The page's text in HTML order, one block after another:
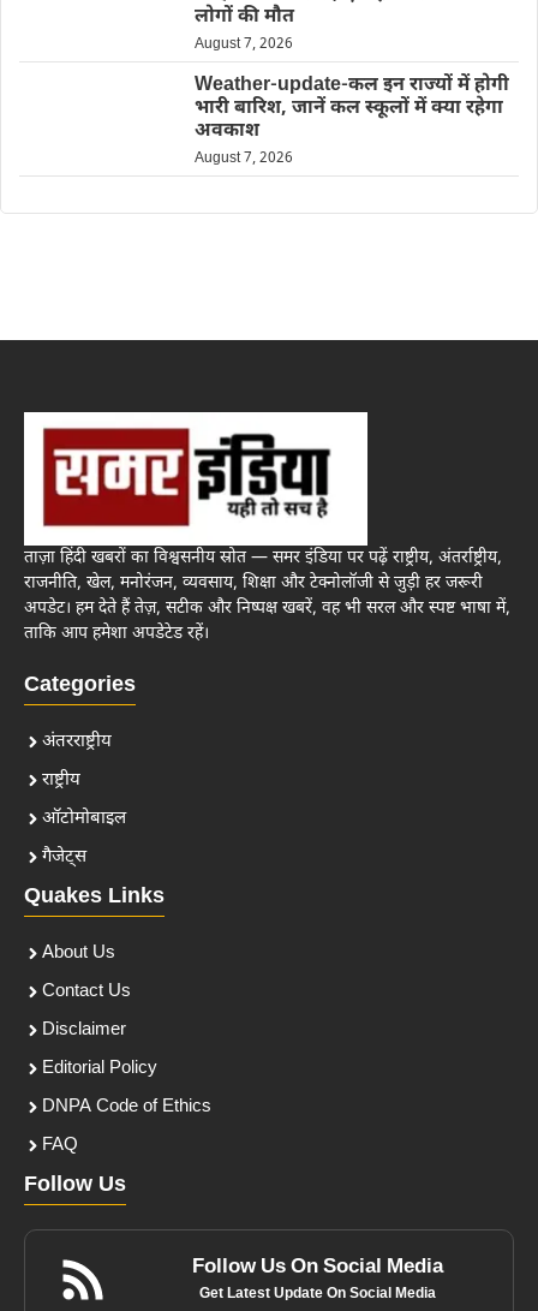
लोगों की मौत
August 7, 2026
Weather-update-कल इन राज्यों में होगी
भारी बारिश, जानें कल स्कूलों में क्या रहेगा
अवकाश
August 7, 2026
ताज़ा हिंदी खबरों का विश्वसनीय स्रोत — समर इंडिया पर पढ़ें राष्ट्रीय, अंतर्राष्ट्रीय,
राजनीति, खेल, मनोरंजन, व्यवसाय, शिक्षा और टेक्नोलॉजी से जुड़ी हर जरूरी
अपडेट। हम देते हैं तेज़, सटीक और निष्पक्ष खबरें, वह भी सरल और स्पष्ट भाषा में,
ताकि आप हमेशा अपडेटेड रहें।
Categories
अंतरराष्ट्रीय
राष्ट्रीय
ऑटोमोबाइल
गैजेट्स
Quakes Links
About Us
Contact Us
Disclaimer
Editorial Policy
DNPA Code of Ethics
FAQ
Follow Us
Follow Us On Social Media
Get Latest Update On Social Media